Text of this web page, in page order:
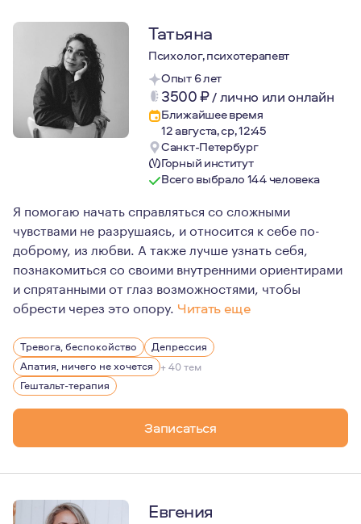
Татьяна
Психолог, психотерапевт
Опыт 6 лет
3500₽/лично или онлайн
Ближайшее время
12 августа, ср, 12:45
Санкт-Петербург
Горный институт
Всего выбрало 144 человека
Я помогаю начать справляться со сложными
чувствами не разрушаясь, и относится к себе по-
доброму, из любви. А также лучше узнать себя,
познакомиться со своими внутренними ориентирами
и спрятанными от глаз возможностями, чтобы
обрести через это опору. Читать еще
Я попала в профессию не из очарования или
Тревога, беспокойство
Депрессия
Апатия, ничего не хочется + 40 тем
Гештальт-терапия
Записаться
Евгения